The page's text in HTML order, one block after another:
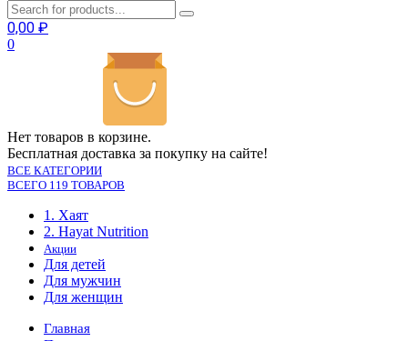
0,00 ₽
0
Нет товаров в корзине.
Бесплатная доставка за покупку на сайте!
ВСЕ КАТЕГОРИИ
ВСЕГО 119 ТОВАРОВ
1. Хаят
2. Hayat Nutrition
Акции
Для детей
Для мужчин
Для женщин
Главная